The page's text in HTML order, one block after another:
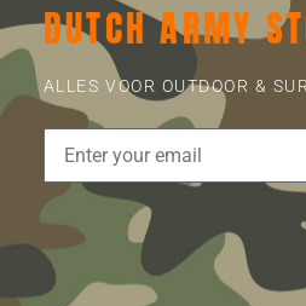
DUTCH ARMY
ALLES VOOR OUTDOOR &